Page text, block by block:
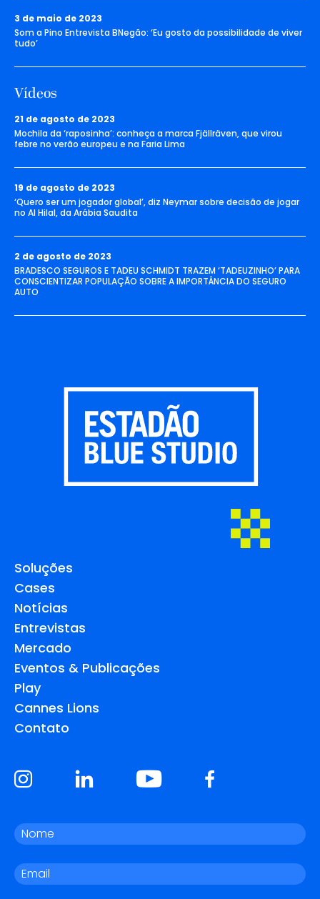
3 de maio de 2023
Som a Pino Entrevista BNegão: ‘Eu gosto da possibilidade de viver
tudo’
Vídeos
21 de agosto de 2023
Mochila da ‘raposinha’: conheça a marca Fjällräven, que virou
febre no verão europeu e na Faria Lima
19 de agosto de 2023
‘Quero ser um jogador global’, diz Neymar sobre decisão de jogar
no Al Hilal, da Arábia Saudita
2 de agosto de 2023
BRADESCO SEGUROS E TADEU SCHMIDT TRAZEM ‘TADEUZINHO’ PARA
CONSCIENTIZAR POPULAÇÃO SOBRE A IMPORTÂNCIA DO SEGURO
AUTO
Soluções
Cases
Notícias
Entrevistas
Mercado
Eventos & Publicações
Play
Cannes Lions
Contato